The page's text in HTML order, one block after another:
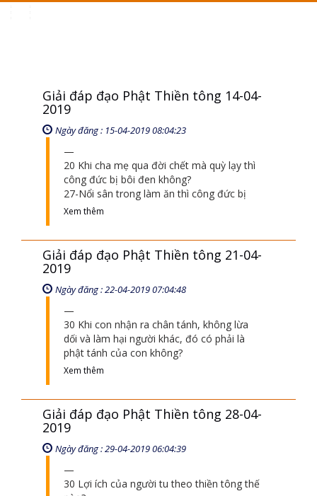
Giải đáp đạo Phật Thiền tông 14-04-
2019
20 Khi cha mẹ qua đời chết mà quỳ lạy thì
công đức bị bôi đen không?
27-Nổi sân trong làm ăn thì công đức bị
Giải đáp đạo Phật Thiền tông 21-04-
2019
Ngày đăng : 22-04-2019 07:04:48
30 Khi con nhận ra chân tánh, không lừa
dối và làm hại người khác, đó có phải là
Xem thêm
Giải đáp đạo Phật Thiền tông 28-04-
2019
Ngày đăng : 29-04-2019 06:04:39